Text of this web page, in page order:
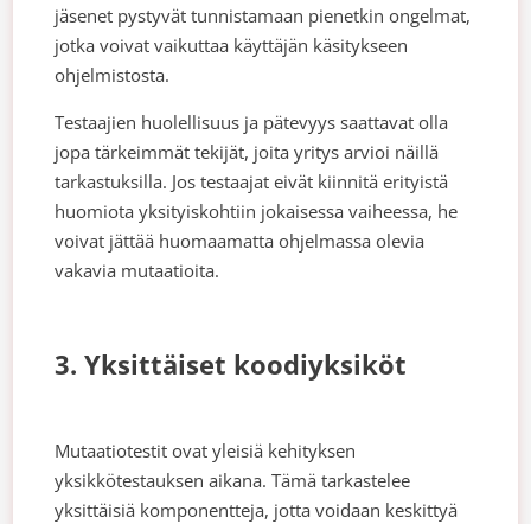
jäsenet pystyvät tunnistamaan pienetkin ongelmat,
jotka voivat vaikuttaa käyttäjän käsitykseen
ohjelmistosta.
Testaajien huolellisuus ja pätevyys saattavat olla
jopa tärkeimmät tekijät, joita yritys arvioi näillä
tarkastuksilla. Jos testaajat eivät kiinnitä erityistä
huomiota yksityiskohtiin jokaisessa vaiheessa, he
voivat jättää huomaamatta ohjelmassa olevia
vakavia mutaatioita.
3. Yksittäiset koodiyksiköt
Mutaatiotestit ovat yleisiä kehityksen
yksikkötestauksen aikana. Tämä tarkastelee
yksittäisiä komponentteja, jotta voidaan keskittyä